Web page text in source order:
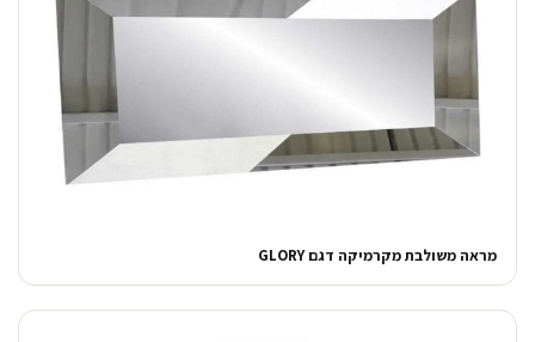
מראה משולבת מקרמיקה דגם GLORY